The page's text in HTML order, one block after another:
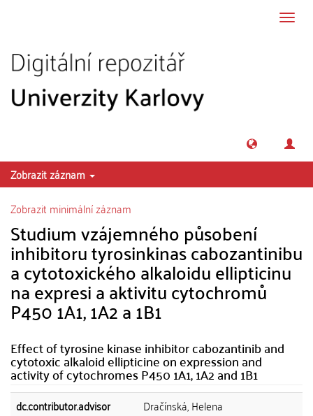
Zobrazit záznam
Zobrazit minimální záznam
Studium vzájemného působení
inhibitoru tyrosinkinas cabozantinibu
a cytotoxického alkaloidu ellipticinu
na expresi a aktivitu cytochromů
P450 1A1, 1A2 a 1B1
Effect of tyrosine kinase inhibitor cabozantinib and
cytotoxic alkaloid ellipticine on expression and
activity of cytochromes P450 1A1, 1A2 and 1B1
dc.contributor.advisor
Dračínská, Helena